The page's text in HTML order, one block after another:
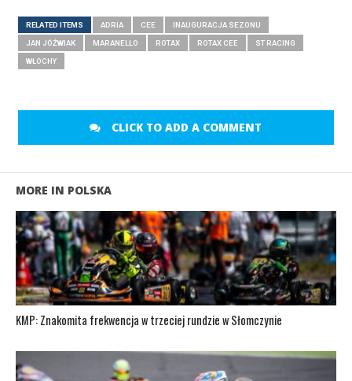
RELATED ITEMS ADRIA CEE INAUGURACJA SEZONU
JAN JÓŹWIAK MARANELLO ROTAX ROTAX CEE ST RACING
WŁOCHY
CLICK TO ADD A COMMENT
MORE IN POLSKA
KMP: Znakomita frekwencja w trzeciej rundzie w Słomczynie